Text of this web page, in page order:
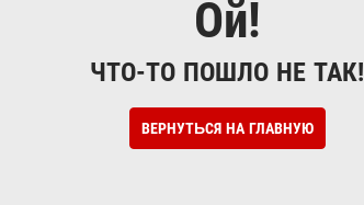
Ой!
ЧТО-ТО ПОШЛО НЕ ТАК!
ВЕРНУТЬСЯ НА ГЛАВНУЮ